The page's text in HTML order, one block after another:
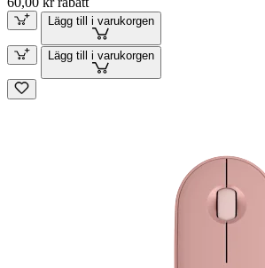
Lägg till i varukorgen
Lägg till i varukorgen